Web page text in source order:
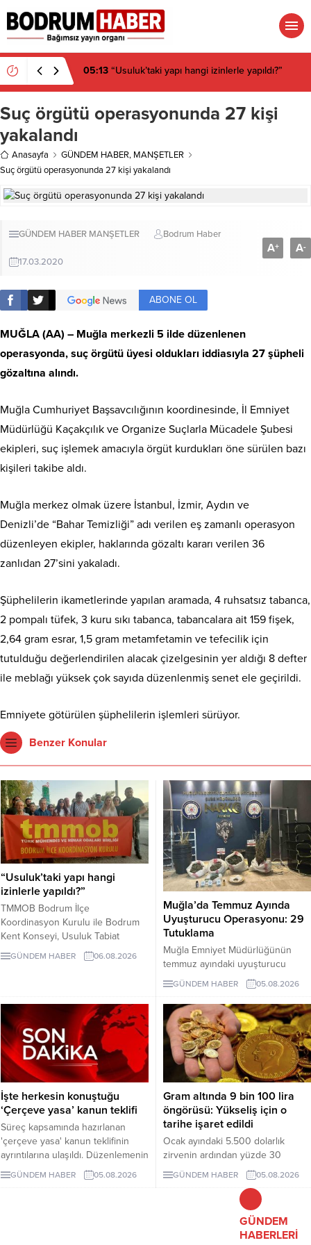
05:13 “Usuluk’taki yapı hangi izinlerle yapıldı?”
Suç örgütü operasyonunda 27 kişi
yakalandı
Anasayfa GÜNDEM HABER, MANŞETLER
Suç örgütü operasyonunda 27 kişi yakalandı
GÜNDEM HABER MANŞETLER Bodrum Haber
17.03.2020
A+ A-
ABONE OL
MUĞLA (AA) – Muğla merkezli 5 ilde düzenlenen
operasyonda, suç örgütü üyesi oldukları iddiasıyla 27 şüpheli
gözaltına alındı.
Muğla Cumhuriyet Başsavcılığının koordinesinde, İl Emniyet
Müdürlüğü Kaçakçılık ve Organize Suçlarla Mücadele Şubesi
ekipleri, suç işlemek amacıyla örgüt kurdukları öne sürülen bazı
kişileri takibe aldı.
Muğla merkez olmak üzere İstanbul, İzmir, Aydın ve
Denizli’de “Bahar Temizliği” adı verilen eş zamanlı operasyon
düzenleyen ekipler, haklarında gözaltı kararı verilen 36
zanlıdan 27’sini yakaladı.
Şüphelilerin ikametlerinde yapılan aramada, 4 ruhsatsız tabanca,
2 pompalı tüfek, 3 kuru sıkı tabanca, tabancalara ait 159 fişek,
2,64 gram esrar, 1,5 gram metamfetamin ve tefecilik için
tutulduğu değerlendirilen alacak çizelgesinin yer aldığı 8 defter
ile meblağı yüksek çok sayıda düzenlenmiş senet ele geçirildi.
Emniyete götürülen şüphelilerin işlemleri sürüyor.
Benzer Konular
“Usuluk’taki yapı hangi
izinlerle yapıldı?”
TMMOB Bodrum İlçe
Koordinasyon Kurulu ile Bodrum
Kent Konseyi, Usuluk Tabiat
Parkı’ndaki “flamingo yapısı” ve
diğer uygulamaların dayandığı
kararlarının uygulanması ve
korunan alanda geri dönüşü
olmayan müdahalelerden
kaçınılması çağrısında bulunuldu.
GÜNDEM HABER 06.08.2026
Muğla’da Temmuz Ayında
Uyuşturucu Operasyonu: 29
Tutuklama
Muğla Emniyet Müdürlüğünün
temmuz ayındaki uyuşturucu
operasyonlarında 243 şüpheli
gözaltına alındı, 29 kişi tutuklandı.
GÜNDEM HABER 05.08.2026
İşte herkesin konuştuğu
‘Çerçeve yasa’ kanun teklifi
Süreç kapsamında hazırlanan
'çerçeve yasa' kanun teklifinin
ayrıntılarına ulaşıldı. Düzenlemenin
uygulanması Milli Güvenlik
Kurulu’nun PKK/KCK ile bağlantılı
GÜNDEM HABER 05.08.2026
Gram altında 9 bin 100 lira
öngörüsü: Yükseliş için o
tarihe işaret edildi
Ocak ayındaki 5.500 dolarlık
zirvenin ardından yüzde 30
gerileyen ons altın, 4.100 dolar
kritik desteğinin üzerinde
tutunmaya çalışıyor. Dev bankacılık
devi sene sonunda ons altının
göreceği seviyeyi açıkladı. Ons
altının yükselmesiyle gram altının
GÜNDEM HABER 05.08.2026
GÜNDEM
HABERLERİ